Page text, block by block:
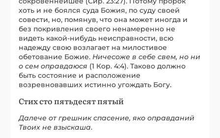
хоть и не боялся суда Божия, по суду своей
совести, но, помянув, что она может иногда и
без покривления своего ненамеренно не
видеть какой-нибудь неисправности, всю
надежду свою возлагает на милостивое
обетование Божие. Ничесоже в себе свем, но ни
о сем оправдаюся (1 Кор. 4:4). Таково должно
быть состояние и расположение
возревновавших истинно угождать Богу.
Стих сто пятьдесят пятый
Далече от грешник спасение, яко оправданий
Твоих не взыскаша.